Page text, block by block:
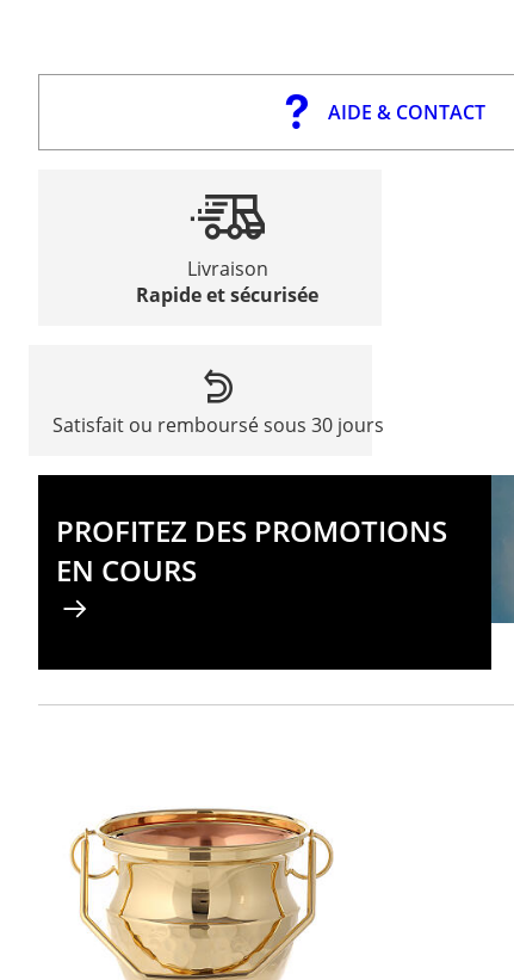
AIDE & CONTACT
Livraison
Rapide et sécurisée
Satisfait ou remboursé sous 30 jours
PROFITEZ DES PROMOTIONS
EN COURS